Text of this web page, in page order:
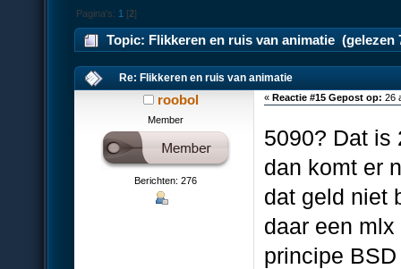
Pagina's: 1 [2]
Topic: Flikkeren en ruis van animatie (gelezen
Re: Flikkeren en ruis van animatie
roobol
Member
Berichten: 276
«Reactie #15 Gepost op: 26
5090? Dat is
dan komt er
dat geld niet
daar een
principe